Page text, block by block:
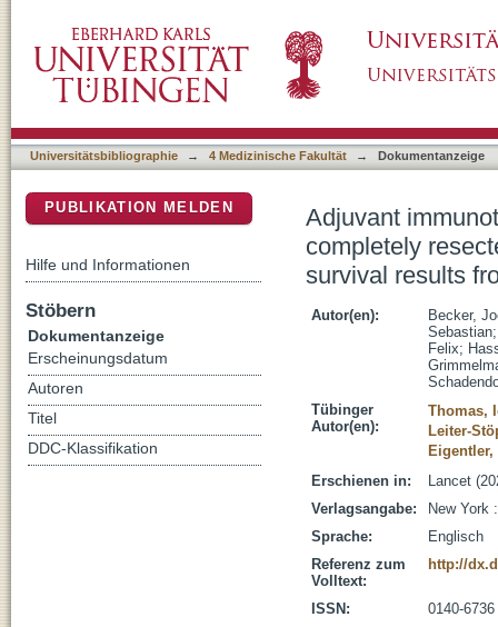
carcinoma (ADMEC-O): disease-free
Universitätsbibliographie → 4 Medizinische Fakultät → Dokumentanzeige
Adjuvant
completely
survival results
Autor(en):
Becker,
Sebastian
Felix;
Tübinger
Autor(en):
Thomas,
Leiter-
Erschienen in:
Lancet
Verlagsangabe:
New York
Sprache:
Englisch
Referenz zum
Volltext:
http://
ISSN:
0140-6736
PUBLIKATION MELDEN
Hilfe und Informationen
Stöbern
Dokumentanzeige
Erscheinungsdatum
Autoren
Titel
DDC-Klassifikation